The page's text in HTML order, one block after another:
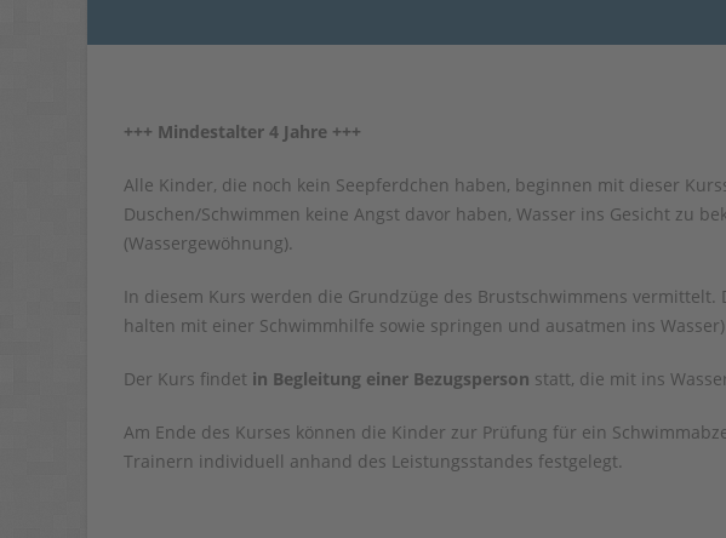
+++ Mindestalter 4 Jahre +++
Alle Kinder, die noch kein Seepferdchen haben, beginnen mit dieser
Duschen/Schwimmen keine Angst davor haben, Wasser ins Gesicht zu
(Wassergewöhnung).
In diesem Kurs werden die Grundzüge des Brustschwimmens
halten mit einer Schwimmhilfe sowie springen und ausatmen ins
Der Kurs findet in Begleitung einer Bezugsperson statt, die mit ins
Am Ende des Kurses können die Kinder zur Prüfung für ein
Trainern individuell anhand des Leistungsstandes festgelegt.